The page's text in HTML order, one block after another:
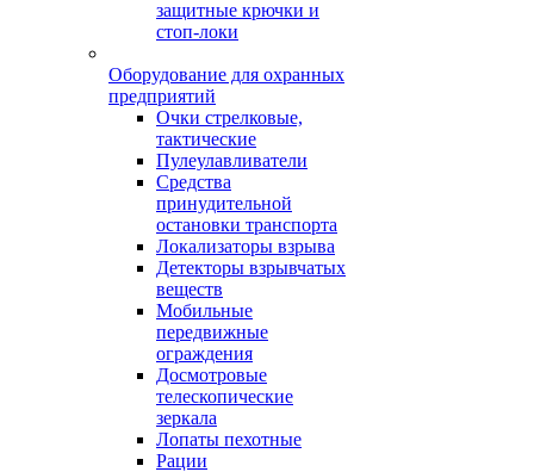
защитные крючки и
стоп-локи
Оборудование для охранных
предприятий
Очки стрелковые,
тактические
Пулеулавливатели
Средства
принудительной
остановки транспорта
Локализаторы взрыва
Детекторы взрывчатых
веществ
Мобильные
передвижные
ограждения
Досмотровые
телескопические
зеркала
Лопаты пехотные
Рации